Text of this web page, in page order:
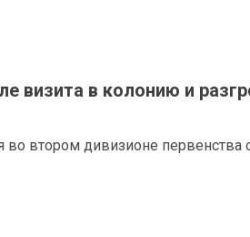
визита в колонию и
во втором дивизионе первенства